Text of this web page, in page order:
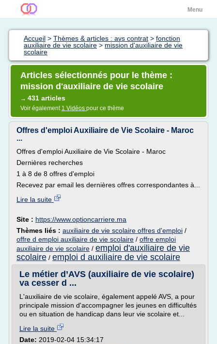
Menu
Accueil > Thèmes & articles : avs contrat > fonction
auxiliaire de vie scolaire > mission d'auxiliaire de vie
scolaire
Articles sélectionnés pour le thème :
mission d'auxiliaire de vie scolaire
→ 431 articles
Voir également 1 Vidéos pour ce thème
Offres d'emploi Auxiliaire de Vie Scolaire - Maroc
...
Offres d'emploi Auxiliaire de Vie Scolaire - Maroc
Dernières recherches
1 à 8 de 8 offres d'emploi
Recevez par email les dernières offres correspondantes à...
Lire la suite
Site : https://www.optioncarriere.ma
Thèmes liés : auxiliaire de vie scolaire offres d'emploi /
offre d emploi auxiliaire de vie scolaire / offre emploi
auxiliaire de vie scolaire / emploi d'auxiliaire de vie
scolaire / emploi d auxiliaire de vie scolaire
Le métier d’AVS (auxiliaire de vie scolaire)
va cesser d ...
L'auxiliaire de vie scolaire, également appelé AVS, a pour
principale mission d'accompagner les jeunes en difficultés
ou en situation de handicap dans leur vie scolaire et...
Lire la suite
Date: 2019-02-04 15:34:17